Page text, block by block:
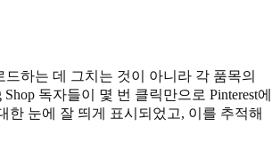
하는 데 그치는 것이 아니라 각 품목의
독자들이 몇 번 클릭만으로 Pinterest에
한 눈에 잘 띄게 표시되었고, 이를 추적해